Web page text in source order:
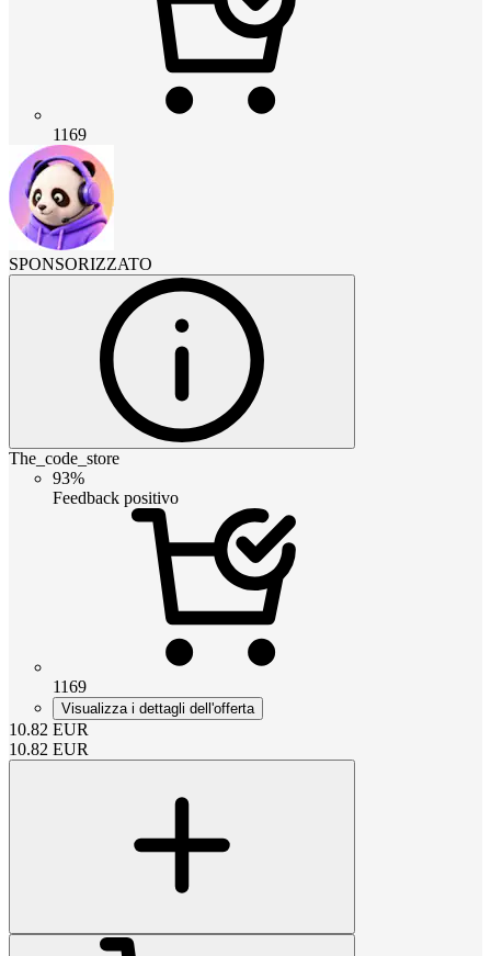
1169
SPONSORIZZATO
The_code_store
93%
Feedback positivo
1169
Visualizza i dettagli dell'offerta
10.82 EUR
10.82 EUR